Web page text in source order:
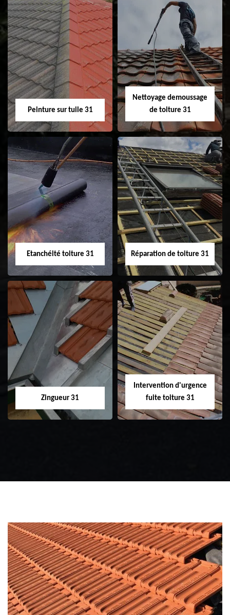
Nettoyage et
ravalement de
façade 31
Isolation toiture 31
Peinture sur tuile 31
Peinture sur tuile
31
Nettoyage demoussage
de toiture 31
Nettoyage
demoussage de
toiture 31
Etanchéité toiture 31
Etanchéité toiture
31
Réparation de toiture 31
Réparation de
toiture 31
Zingueur 31
Intervention d'urgence
fuite toiture 31